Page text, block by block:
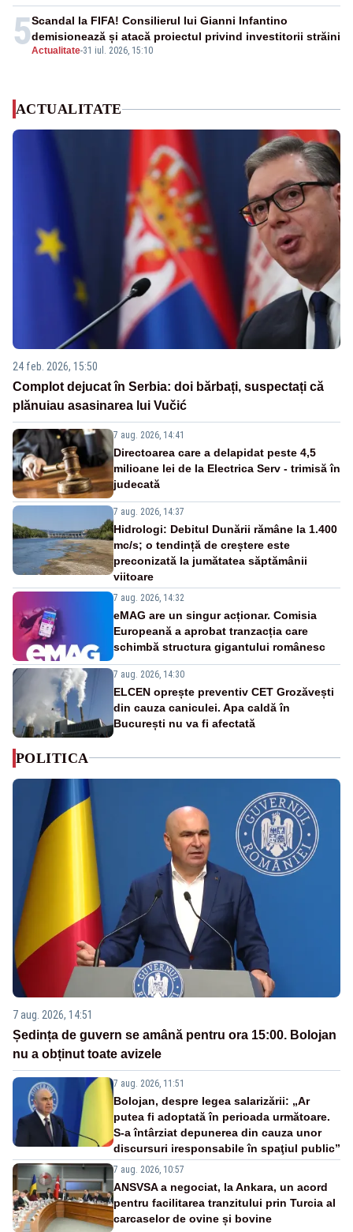
5Actualitate-31 iul. 2026, 15:10
Scandal la FIFA! Consilierul lui Gianni Infantino
demisionează și atacă proiectul privind investitorii străini
ACTUALITATE
24 feb. 2026, 15:50
Complot dejucat în Serbia: doi bărbați, suspectați că
plănuiau asasinarea lui Vučić
7 aug. 2026, 14:41
Directoarea care a delapidat peste 4,5
milioane lei de la Electrica Serv - trimisă în
judecată
7 aug. 2026, 14:37
Hidrologi: Debitul Dunării rămâne la 1.400
mc/s; o tendință de creștere este
preconizată la jumătatea săptămânii
viitoare
7 aug. 2026, 14:32
eMAG are un singur acționar. Comisia
Europeană a aprobat tranzacția care
schimbă structura gigantului românesc
7 aug. 2026, 14:30
ELCEN oprește preventiv CET Grozăvești
din cauza caniculei. Apa caldă în
București nu va fi afectată
POLITICA
7 aug. 2026, 14:51
Ședința de guvern se amână pentru ora 15:00. Bolojan
nu a obținut toate avizele
7 aug. 2026, 11:51
Bolojan, despre legea salarizării: „Ar
putea fi adoptată în perioada următoare.
S-a întârziat depunerea din cauza unor
discursuri iresponsabile în spaţiul public”
7 aug. 2026, 10:57
ANSVSA a negociat, la Ankara, un acord
pentru facilitarea tranzitului prin Turcia al
carcaselor de ovine și bovine